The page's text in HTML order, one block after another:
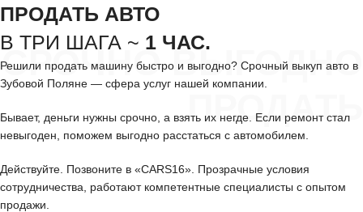
СРОЧНО ВЫГОДНО
ПРОДАТЬ
ПРОДАТЬ АВТО
В ТРИ ШАГА ~ 1 ЧАС.
Решили продать машину быстро и выгодно? Срочный выкуп авто в
Зубовой Поляне — сфера услуг нашей компании.
Бывает, деньги нужны срочно, а взять их негде. Если ремонт стал
невыгоден, поможем выгодно расстаться с автомобилем.
Действуйте. Позвоните в «CARS16». Прозрачные условия
сотрудничества, работают компетентные специалисты с опытом
продажи.